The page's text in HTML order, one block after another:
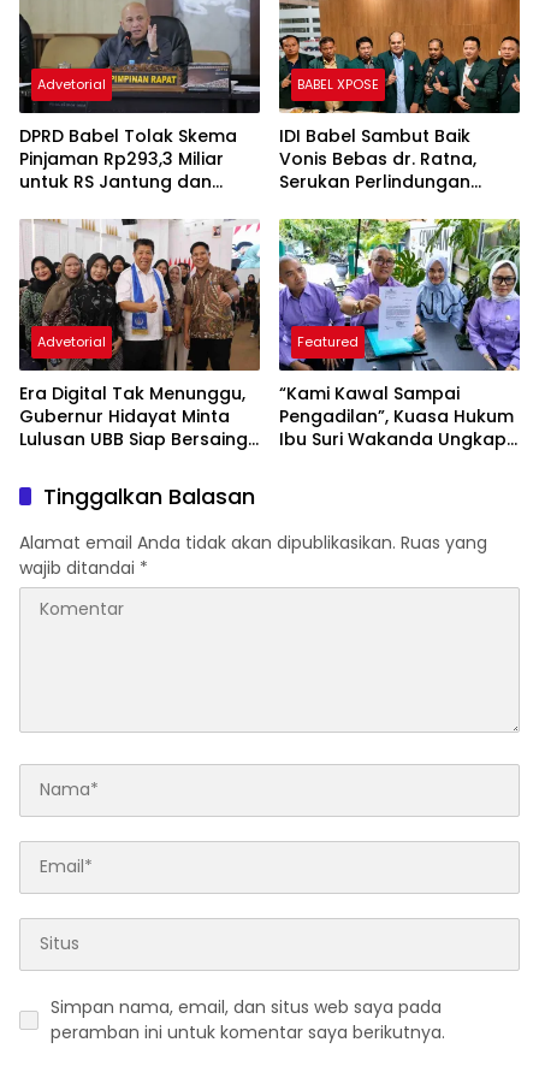
DPRD Babel Tolak Skema
Pinjaman Rp293,3 Miliar
untuk RS Jantung dan
Stroke, Dorong Pemprov
Kejar Royalti Timah
BABEL XPOSE
IDI Babel Sambut Baik
Vonis Bebas dr. Ratna,
Serukan Perlindungan
Hukum bagi Dokter dan
Tenaga Kesehatan
Advetorial
Era Digital Tak Menunggu,
Gubernur Hidayat Minta
Lulusan UBB Siap Bersaing
dan Berwirausaha
Featured
“Kami Kawal Sampai
Pengadilan”, Kuasa Hukum
Ibu Suri Wakanda Ungkap
Terlapor Kini Berstatus
Tersangka
Tinggalkan Balasan
wajib ditandai*
peramban ini untuk komentar saya berikutnya.